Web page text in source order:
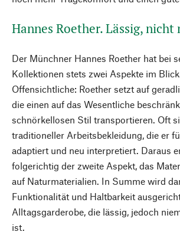
Hannes Roether. Lässig, nicht
Der Münchner Hannes Roether hat bei
Kollektionen stets zwei Aspekte im
Offensichtliche: Roether setzt auf
die einen auf das Wesentliche
schnörkellosen Stil transportieren. Oft
traditioneller Arbeitsbekleidung, die er
adaptiert und neu interpretiert. Daraus
folgerichtig der zweite Aspekt, das
auf Naturmaterialien. In Summe wird
Funktionalität und Haltbarkeit
Alltagsgarderobe, die lässig, jedoch
ist.